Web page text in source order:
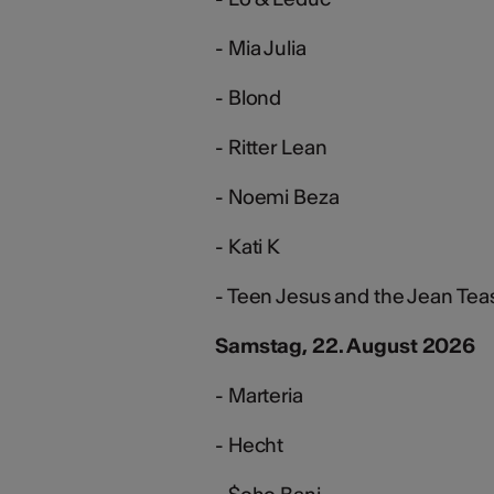
- Mia Julia
- Blond
- Ritter Lean
- Noemi Beza
- Kati K
- Teen Jesus and the Jean
Samstag, 22. August 2026
- Marteria
- Hecht